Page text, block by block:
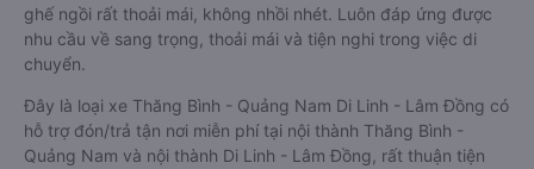
ghế ngồi rất thoải mái, không nhồi nhét. Luôn đáp ứng được
nhu cầu về sang trọng, thoải mái và tiện nghi trong việc di
chuyển.
Đây là loại xe Thăng Bình - Quảng Nam Di Linh - Lâm Đồng có
hỗ trợ đón/trả tận nơi miễn phí tại nội thành Thăng Bình -
Quảng Nam và nội thành Di Linh - Lâm Đồng, rất thuận tiện